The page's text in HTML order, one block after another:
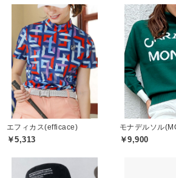
エフィカス(efficace)
￥5,313 ￥9,900